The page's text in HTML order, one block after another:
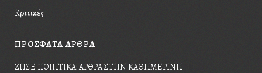
Κριτικές
ΠΡΟΣΦΑΤΑ ΑΡΘΡΑ
ΖΉΣΕ ΠΟΙΗΤΙΚΆ: ΆΡΘΡΑ ΣΤΗΝ ΚΑΘΗΜΕΡΙΝΉ